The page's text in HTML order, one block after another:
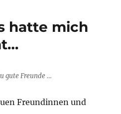
hatte mich
gute Freunde …
Freundinnen und